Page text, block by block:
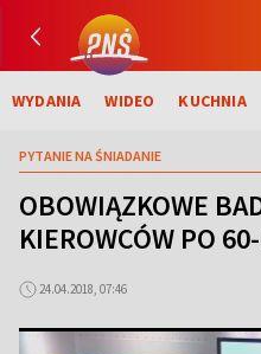
WYDANIA WIDEO KUCHNIA
PYTANIE NA ŚNIADANIE
OBOWIĄZKOWE
KIEROWCÓW PO
24.04.2018, 07:46